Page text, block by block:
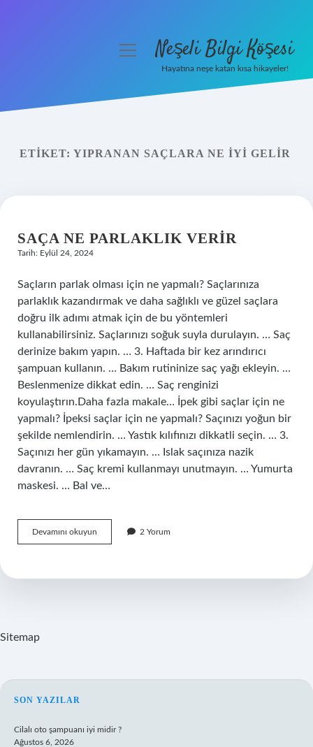
Yasal Uyarı
menüyüNeşeli Bilgi Köşesi
Hayatına neşe katan kısa hikayeler!
ETIKET: YIPRANAN SAÇLARA NE IYI GELIR
SAÇA NE PARLAKLIK VERIR
Tarih: Eylül 24, 2024
Saçların parlak olması için ne yapmalı? Saçlarınıza
parlaklık kazandırmak ve daha sağlıklı ve güzel saçlara
doğru ilk adımı atmak için de bu yöntemleri
kullanabilirsiniz. Saçlarınızı soğuk suyla durulayın. … Saç
derinize bakım yapın. … 3. Haftada bir kez arındırıcı
şampuan kullanın. … Bakım rutininize saç yağı ekleyin. …
Beslenmenize dikkat edin. … Saç renginizi
koyulaştırın.Daha fazla makale… İpek gibi saçlar için ne
yapmalı? İpeksi saçlar için ne yapmalı? Saçınızı yoğun bir
şekilde nemlendirin. … Yastık kılıfınızı dikkatli seçin. … 3.
Saçınızı her gün yıkamayın. … Islak saçınıza nazik
davranın. … Saç kremi kullanmayı unutmayın. … Yumurta
maskesi. … Bal ve…
Devamını okuyun
Ne
2 Yorum
Sitemap
SIDEBAR
SON YAZILAR
Cilalı oto şampuanı iyi midir ?
Ağustos 6, 2026